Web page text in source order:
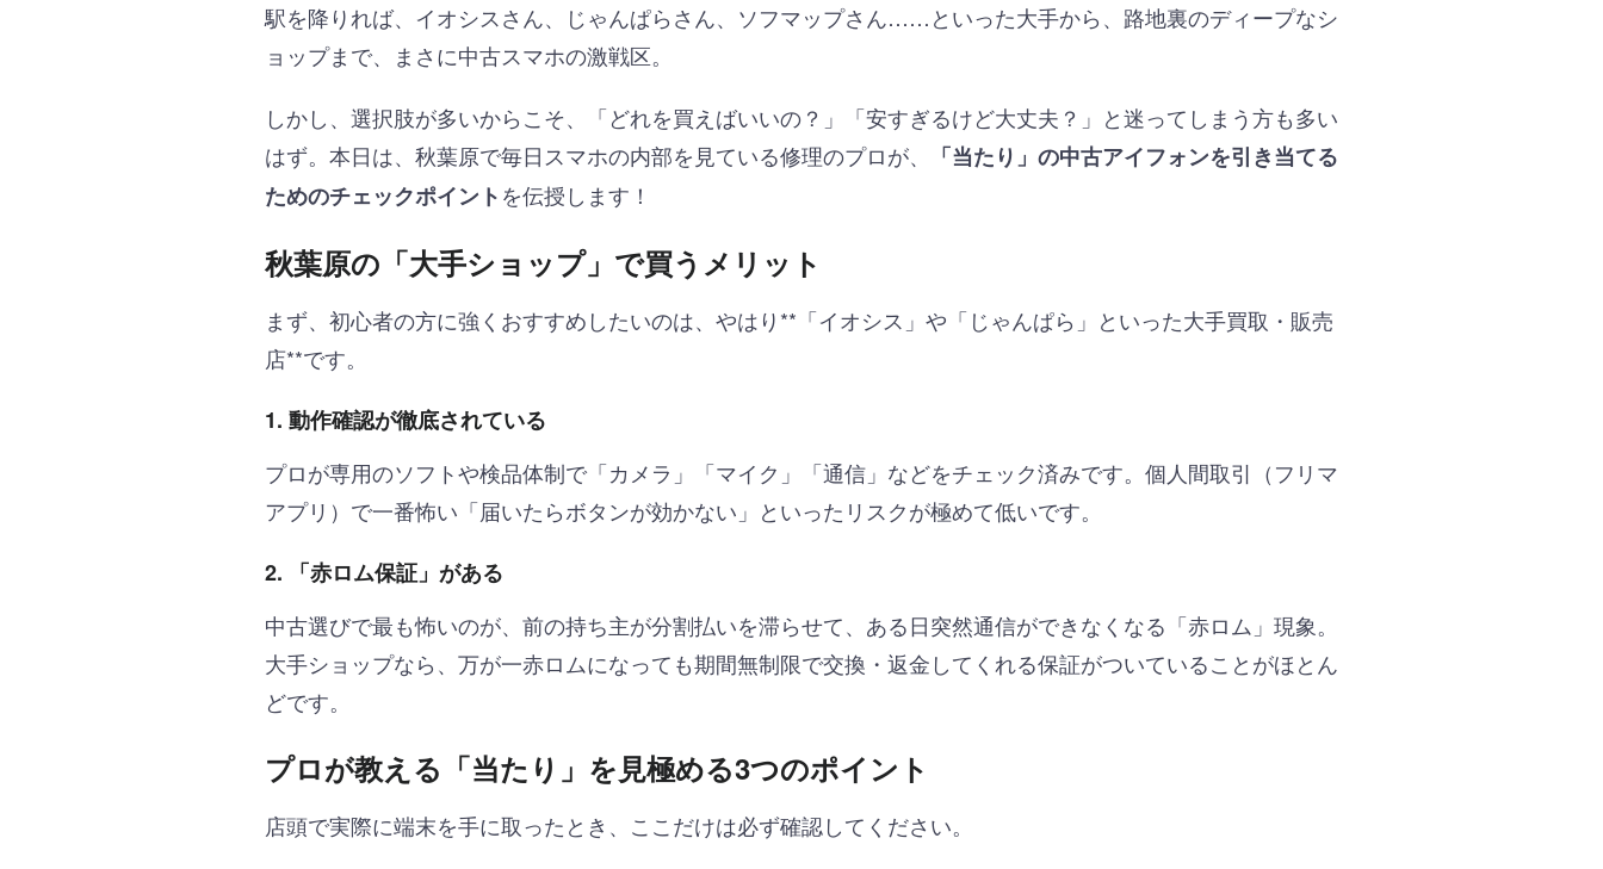
駅を降りれば、イオシスさん、じゃんぱらさん、ソフマップさん……といった大手から、路地裏のディープなシ
ョップまで、まさに中古スマホの激戦区。
しかし、選択肢が多いからこそ、「どれを買えばいいの？」「安すぎるけど大丈夫？」と迷ってしまう方も多い
はず。本日は、秋葉原で毎日スマホの内部を見ている修理のプロが、
「当たり」の中古アイフォンを引き当てる
ためのチェックポイントを伝授します！
秋葉原の「大手ショップ」で買うメリット
まず、初心者の方に強くおすすめしたいのは、やはり**「イオシス」や「じゃんぱら」といった大手買取・販売
店**です。
1. 動作確認が徹底されている
プロが専用のソフトや検品体制で「カメラ」「マイク」「通信」などをチェック済みです。個人間取引（フリマ
アプリ）で一番怖い「届いたらボタンが効かない」といったリスクが極めて低いです。
2. 「赤ロム保証」がある
中古選びで最も怖いのが、前の持ち主が分割払いを滞らせて、ある日突然通信ができなくなる「赤ロム」現象。
大手ショップなら、万が一赤ロムになっても期間無制限で交換・返金してくれる保証がついていることがほとん
どです。
プロが教える「当たり」を見極める3つのポイント
店頭で実際に端末を手に取ったとき、ここだけは必ず確認してください。